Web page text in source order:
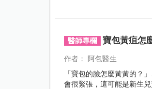
醫師專欄 寶包黃疸怎
作者： 阿包醫生
「寶包的臉怎麼黃黃的？
會很緊張，這可能是新生